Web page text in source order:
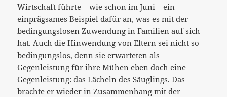
Wirtschaft führte –wie schon im Juni – ein
einprägsames Beispiel dafür an, was es mit der
bedingungslosen Zuwendung in Familien auf sich
hat. Auch die Hinwendung von Eltern sei nicht so
bedingungslos, denn sie erwarteten als
Gegenleistung für ihre Mühen eben doch eine
Gegenleistung: das Lächeln des Säuglings. Das
brachte er wieder in Zusammenhang mit der